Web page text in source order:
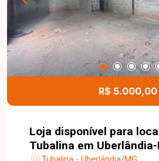
com 02 vagas de garagem na
01 vaga na área comercial,
excelente aproveitamento dos
diferentes finalidades. Entre em contato para
mais informações e agende
conhecer esta excelente
R$ 5.000,00
Loja disponível para
Tubalina em Uberlândia-